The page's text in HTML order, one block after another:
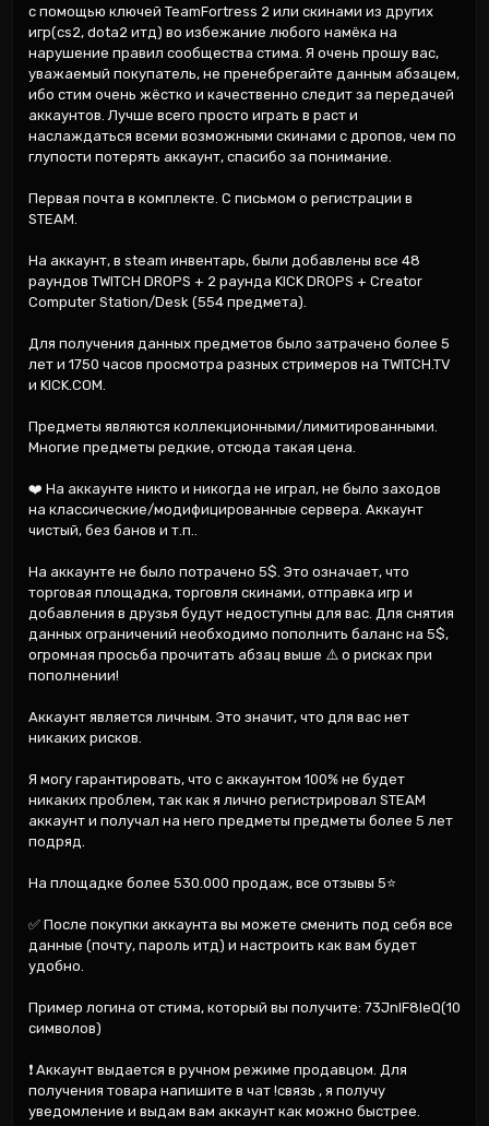
с помощью ключей TeamFortress 2 или скинами из других
игр(cs2, dota2 итд) во избежание любого намёка на
нарушение правил сообщества стима. Я очень прошу вас,
уважаемый покупатель, не пренебрегайте данным абзацем,
ибо стим очень жёстко и качественно следит за передачей
аккаунтов. Лучше всего просто играть в раст и
наслаждаться всеми возможными скинами с дропов, чем по
глупости потерять аккаунт, спасибо за понимание.
Первая почта в комплекте. С письмом о регистрации в
STEAM.
На аккаунт, в steam инвентарь, были добавлены все 48
раундов TWITCH DROPS + 2 раунда KICK DROPS + Creator
Computer Station/Desk (554 предмета).
Для получения данных предметов было затрачено более 5
лет и 1750 часов просмотра разных стримеров на TWITCH.TV
и KICK.COM.
Предметы являются коллекционными/лимитированными.
Многие предметы редкие, отсюда такая цена.
❤️ На аккаунте никто и никогда не играл, не было заходов
на классические/модифицированные сервера. Аккаунт
чистый, без банов и т.п..
На аккаунте не было потрачено 5$. Это означает, что
торговая площадка, торговля скинами, отправка игр и
добавления в друзья будут недоступны для вас. Для снятия
данных ограничений необходимо пополнить баланс на 5$,
огромная просьба прочитать абзац выше ⚠️ о рисках при
пополнении!
Аккаунт является личным. Это значит, что для вас нет
никаких рисков.
Я могу гарантировать, что с аккаунтом 100% не будет
никаких проблем, так как я лично регистрировал STEAM
аккаунт и получал на него предметы предметы более 5 лет
подряд.
На площадке более 530.000 продаж, все отзывы 5⭐
✅ После покупки аккаунта вы можете сменить под себя все
данные (почту, пароль итд) и настроить как вам будет
удобно.
Пример логина от стима, который вы получите: 73JnIF8IeQ(10
символов)
❗ Аккаунт выдается в ручном режиме продавцом. Для
получения товара напишите в чат !связь , я получу
уведомление и выдам вам аккаунт как можно быстрее.